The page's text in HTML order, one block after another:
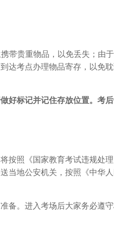
带贵重物品，以免丢失；由
达考点办理物品寄存，以免耽
好标记并记住存放位置。考
按照《国家教育考试违规处
当地公安机关，按照《中华
。进入考场后大家务必遵